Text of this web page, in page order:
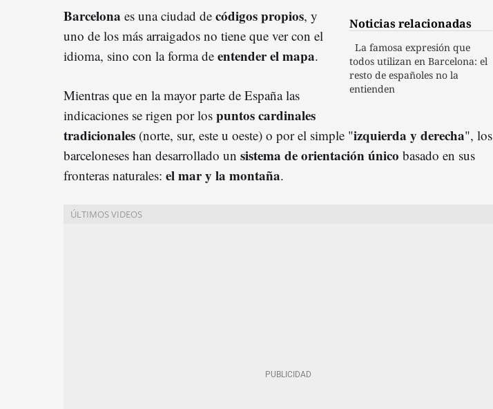
Noticias relacionadas
La famosa expresión que
todos utilizan en Barcelona: el
resto de españoles no la
entienden
Barcelona es una ciudad de códigos propios, y
uno de los más arraigados no tiene que ver con el
idioma, sino con la forma de entender el mapa.
Mientras que en la mayor parte de España las
indicaciones se rigen por los puntos cardinales
tradicionales (norte, sur, este u oeste) o por el simple "izquierda y derecha", los
barceloneses han desarrollado un sistema de orientación único basado en sus
fronteras naturales: el mar y la montaña.